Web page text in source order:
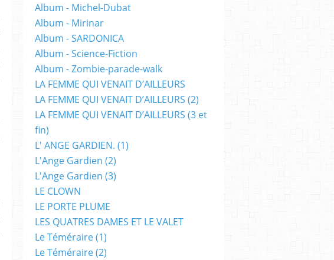
Album - Michel-Dubat
Album - Mirinar
Album - SARDONICA
Album - Science-Fiction
Album - Zombie-parade-walk
LA FEMME QUI VENAIT D’AILLEURS
LA FEMME QUI VENAIT D’AILLEURS (2)
LA FEMME QUI VENAIT D’AILLEURS (3 et
fin)
L' ANGE GARDIEN. (1)
L'Ange Gardien (2)
L'Ange Gardien (3)
LE CLOWN
LE PORTE PLUME
LES QUATRES DAMES ET LE VALET
Le Téméraire (1)
Le Téméraire (2)